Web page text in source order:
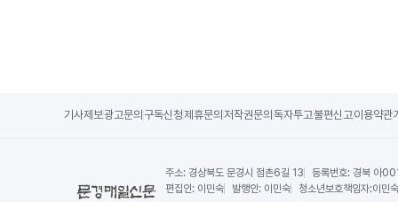
기사제보광고문의 구독신청제휴문의 저작권문의 독자투고불편신고이용약관
주소: 경상북도 문경시 점촌6길 13 등록번호: 경북 아
편집인: 이민숙 발행인: 이민숙 청소년보호책임자:이민숙